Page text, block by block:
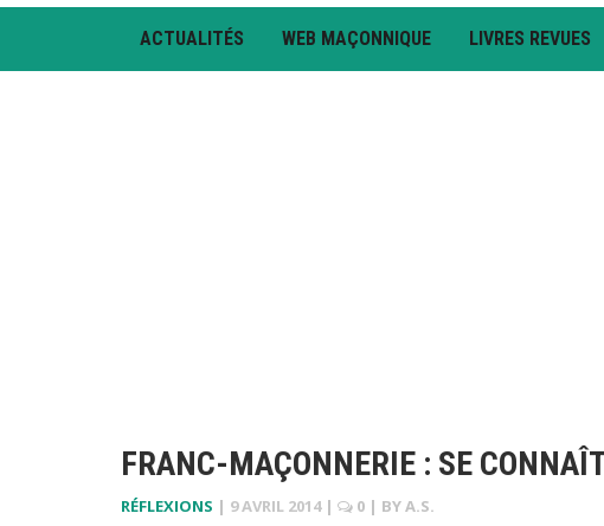
ACTUALITÉS WEB MAÇONNIQUE LIVRES REVUES
FRANC-MAÇONNERIE : SE
RÉFLEXIONS | 9 AVRIL 2014 | 0 | BYA.S.